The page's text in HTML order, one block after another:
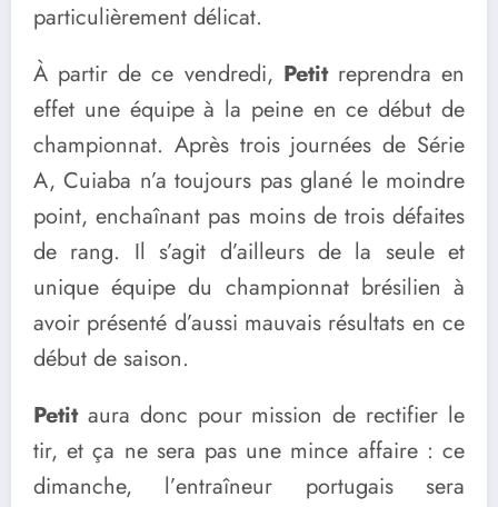
particulièrement délicat.
À partir de ce vendredi, Petitreprendra en
effet une équipe à la peine en ce début de
championnat. Après trois journées de Série
A, Cuiaba n’a toujours pas glané le moindre
point, enchaînant pas moins de trois défaites
de rang. Il s’agit d’ailleurs de la seule et
unique équipe du championnat brésilien à
avoir présenté d’aussi mauvais résultats en ce
début de saison.
Petitaura donc pour mission de rectifier le
tir, et ça ne sera pas une mince affaire : ce
dimanche, l’entraîneur portugais sera